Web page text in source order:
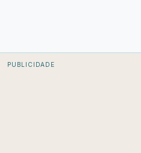
PUBLICIDADE